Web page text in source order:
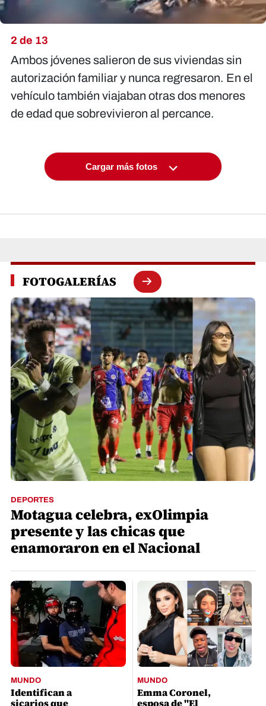
2 de 13
Ambos jóvenes salieron de sus viviendas sin
autorización familiar y nunca regresaron. En el
vehículo también viajaban otras dos menores
de edad que sobrevivieron al percance.
Cargar más fotos
FOTOGALERÍAS
DEPORTES
Motagua celebra, exOlimpia
presente y las chicas que
enamoraron en el Nacional
MUNDO
Identifican a
sicarios que
MUNDO
Emma Coronel,
esposa de "El